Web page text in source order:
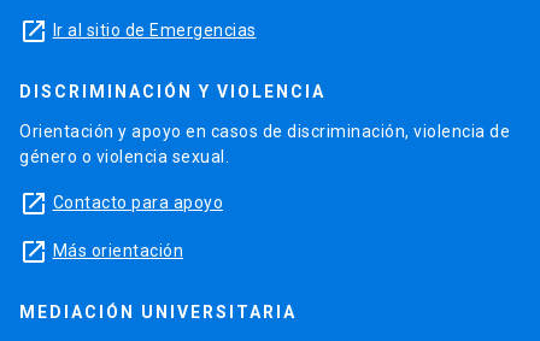
launch Ir al sitio de Emergencias
DISCRIMINACIÓN Y VIOLENCIA
Orientación y apoyo en casos de discriminación, violencia de
género o violencia sexual.
launch Contacto para apoyo
launch Más orientación
MEDIACIÓN UNIVERSITARIA